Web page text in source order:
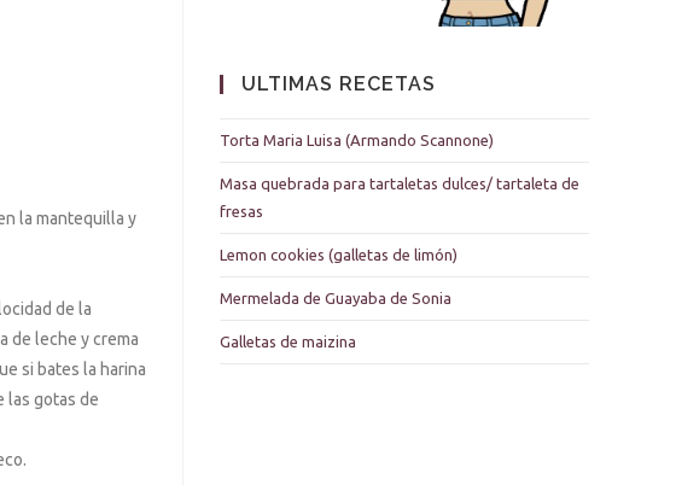
la mantequilla y
de la
de leche y crema
si bates la harina
las gotas de
ULTIMAS RECETAS
Torta Maria Luisa (Armando Scannone)
Masa quebrada para tartaletas dulces/ tartaleta de
fresas
Lemon cookies (galletas de limón)
Mermelada de Guayaba de Sonia
Galletas de maizina